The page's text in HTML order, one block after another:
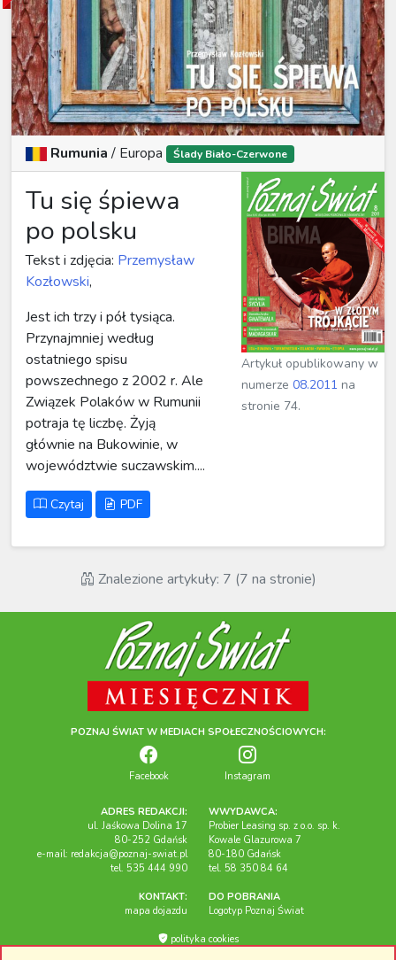
Rumunia/ Europa Ślady Biało-Czerwone
Tu się śpiewa
po polsku
Tekst i zdjęcia: Przemysław
Kozłowski,
Jest ich trzy i pół tysiąca.
Przynajmniej według
ostatniego spisu
powszechnego z 2002 r. Ale
Związek Polaków w Rumunii
potraja tę liczbę. Żyją
głównie na Bukowinie, w
województwie suczawskim....
Czytaj PDF
Artykuł opublikowany w
numerze08.2011 na
stronie 74.
Znalezione artykuły: 7 (7 na stronie)
POZNAJ ŚWIAT W MEDIACH SPOŁECZNOŚCIOWYCH:
Facebook Instagram
ADRES REDAKCJI:
ul. Jaśkowa Dolina 17
80-252 Gdańsk
e-mail: redakcja@poznaj-swiat.pl
tel. 535 444 990
KONTAKT:
mapa dojazdu
WWYDAWCA:
Probier Leasing sp. z o.o. sp. k.
Kowale Glazurowa 7
80-180 Gdańsk
tel. 58 350 84 64
DO POBRANIA
Logotyp Poznaj Świat
polityka cookies